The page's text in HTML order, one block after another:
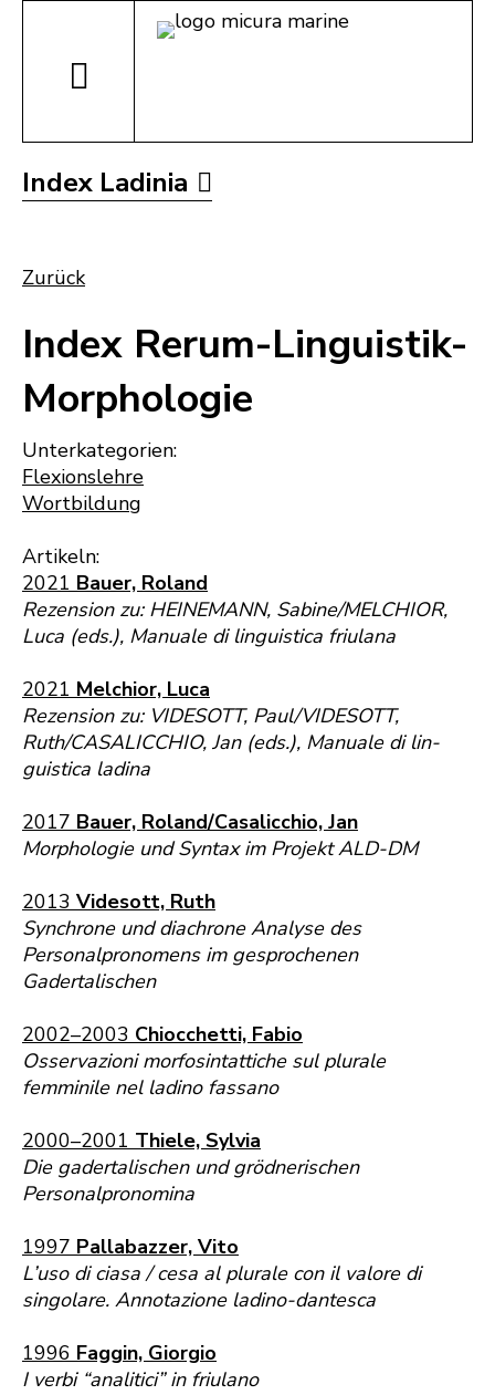
Index Ladinia
Zurück
Index Rerum-Linguistik-
Morphologie
Unterkategorien:
Flexionslehre
Wortbildung
Artikeln:
2021 Bauer, Roland
Rezension zu: HEINEMANN, Sabine/MELCHIOR,
Luca (eds.), Manuale di linguistica friulana
2021 Melchior, Luca
Rezension zu: VIDESOTT, Paul/VIDESOTT,
Ruth/CASALICCHIO, Jan (eds.), Manuale di lin-
guistica ladina
2017 Bauer, Roland/Casalicchio, Jan
Morphologie und Syntax im Projekt ALD-DM
2013 Videsott, Ruth
Synchrone und diachrone Analyse des
Personalpronomens im gesprochenen
Gadertalischen
2002–2003 Chiocchetti, Fabio
Osservazioni morfosintattiche sul plurale
femminile nel ladino fassano
2000–2001 Thiele, Sylvia
Die gadertalischen und grödnerischen
Personalpronomina
1997 Pallabazzer, Vito
L’uso di ciasa / cesa al plurale con il valore di
singolare. Annotazione ladino-dantesca
1996 Faggin, Giorgio
I verbi “analitici” in friulano